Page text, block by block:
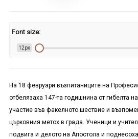
Font size:
12px
На 18 февруари възпитаниците на
отбелязаха 147-та годишнина от гибелта
участие във факелното шествие и
църковния метох в града. Ученици и
подвига и делото на Апостола и